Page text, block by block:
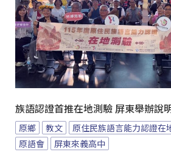
族語認證首推在地測驗 屏東舉辦說
原鄉 教文 原住民族語言能力認證在
原語會
屏東來義高中